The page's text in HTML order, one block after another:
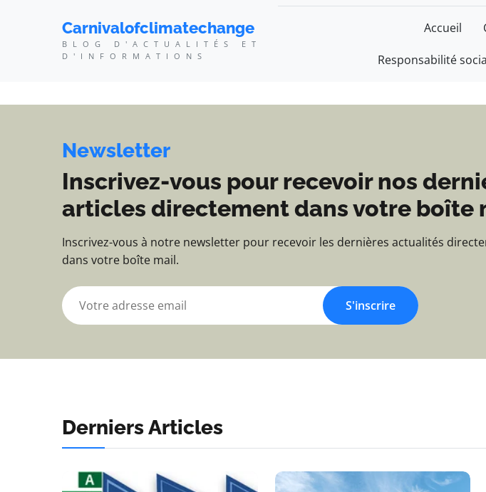
Carnivalofclimatechange - Blog
Carnivalofclimatechange
BLOG D'ACTUALITÉS ET
D'INFORMATIONS
Accueil
Responsabilité
Newsletter
Inscrivez-vous pour recevoir nos
articles directement dans votre boîte
Inscrivez-vous à notre newsletter pour recevoir les dernières actualités
dans votre boîte mail.
S'inscrire
Derniers Articles